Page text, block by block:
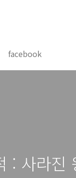
facebook
: 사라진